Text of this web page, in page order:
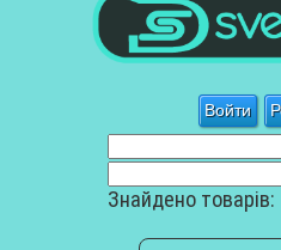
Войти
Знайдено товарів: